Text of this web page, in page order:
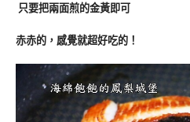
只要把兩面煎的金黃即可
赤赤的，感覺就超好吃的！